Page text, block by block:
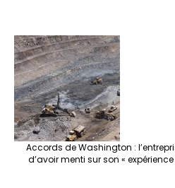
Accords de Washington :
d’avoir menti sur son «